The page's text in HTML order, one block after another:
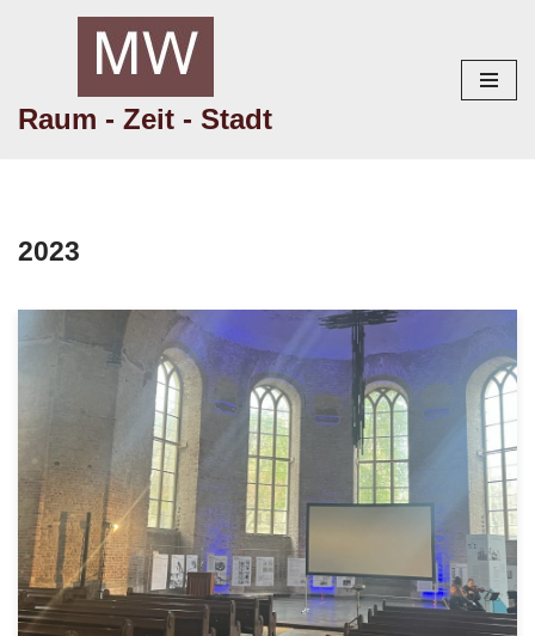
springen
Raum - Zeit - Stadt
2023